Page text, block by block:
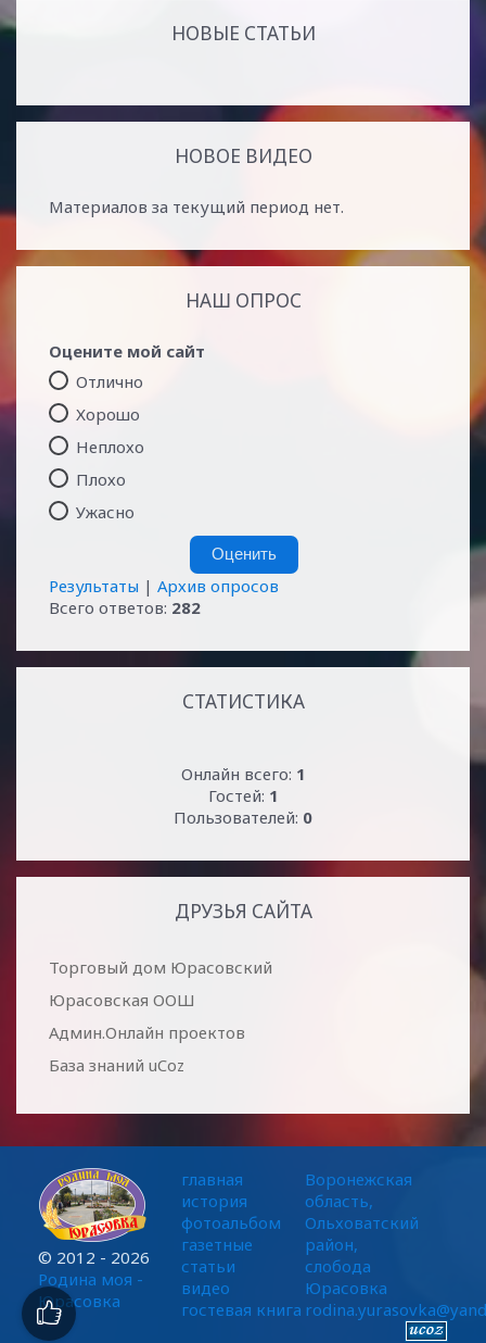
НОВЫЕ СТАТЬИ
НОВОЕ ВИДЕО
Материалов за текущий период нет.
НАШ ОПРОС
Оцените мой сайт
Отлично
Хорошо
Неплохо
Плохо
Ужасно
Результаты | Архив опросов
Всего ответов: 282
СТАТИСТИКА
Онлайн всего: 1
Гостей: 1
Пользователей: 0
ДРУЗЬЯ САЙТА
Торговый дом Юрасовский
Юрасовская ООШ
Админ.Онлайн проектов
База знаний uCoz
© 2012 - 2026
Родина моя -
Юрасовка
Воронежская
область,
Ольховатский
район,
слобода
Юрасовка
главная
история
фотоальбом
газетные
статьи
видео
гостевая книга